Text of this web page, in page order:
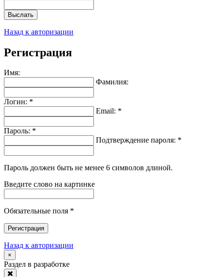
Выслать
Назад к авторизации
Регистрация
Имя:
Фамилия:
Логин: *
Email: *
Пароль: *
Подтверждение пароля: *
Пароль должен быть не менее 6 символов длиной.
Введите слово на картинке
Обязательные поля *
Регистрация
Назад к авторизации
×
Раздел в разработке